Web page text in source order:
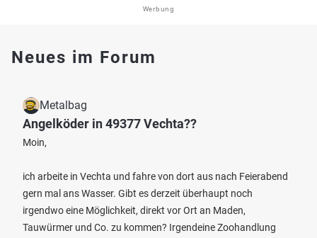
Werbung
Neues im Forum
Metalbag
Angelköder in 49377 Vechta??
Moin,
ich arbeite in Vechta und fahre von dort aus nach Feierabend
gern mal ans Wasser. Gibt es derzeit überhaupt noch
irgendwo eine Möglichkeit, direkt vor Ort an Maden,
Tauwürmer und Co. zu kommen? Irgendeine Zoohandlung